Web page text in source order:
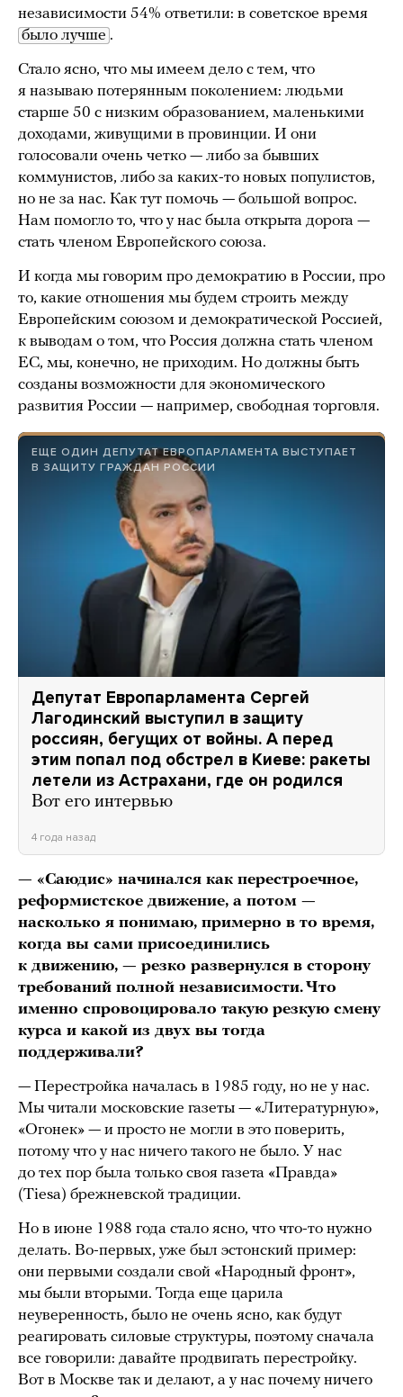
независимости 54% ответили: в советское время
было лучше .
Стало ясно, что мы имеем дело с тем, что
я называю потерянным поколением: людьми
старше 50 с низким образованием, маленькими
доходами, живущими в провинции. И они
голосовали очень четко — либо за бывших
коммунистов, либо за каких-то новых популистов,
но не за нас. Как тут помочь — большой вопрос.
Нам помогло то, что у нас была открыта дорога —
стать членом Европейского союза.
И когда мы говорим про демократию в России, про
то, какие отношения мы будем строить между
Европейским союзом и демократической Россией,
к выводам о том, что Россия должна стать членом
ЕС, мы, конечно, не приходим. Но должны быть
созданы возможности для экономического
развития России — например, свободная торговля.
ЕЩЕ ОДИН ДЕПУТАТ ЕВРОПАРЛАМЕНТА ВЫСТУПАЕТ
В ЗАЩИТУ ГРАЖДАН РОССИИ
Депутат Европарламента Сергей
Лагодинский выступил в защиту
россиян, бегущих от войны. А перед
этим попал под обстрел в Киеве: ракеты
летели из Астрахани, где он родился
Вот его интервью
4 года назад
— «Саюдис» начинался как перестроечное,
реформистское движение, а потом —
насколько я понимаю, примерно в то время,
когда вы сами присоединились
к движению, — резко развернулся в сторону
требований полной независимости. Что
именно спровоцировало такую резкую смену
курса и какой из двух вы тогда
поддерживали?
— Перестройка началась в 1985 году, но не у нас.
Мы читали московские газеты — «Литературную»,
«Огонек» — и просто не могли в это поверить,
потому что у нас ничего такого не было. У нас
до тех пор была только своя газета «Правда»
(Tiesa) брежневской традиции.
Но в июне 1988 года стало ясно, что что-то нужно
делать. Во-первых, уже был эстонский пример:
они первыми создали свой «Народный фронт»,
мы были вторыми. Тогда еще царила
неуверенность, было не очень ясно, как будут
реагировать силовые структуры, поэтому сначала
все говорили: давайте продвигать перестройку.
Вот в Москве так и делают, а у нас почему ничего